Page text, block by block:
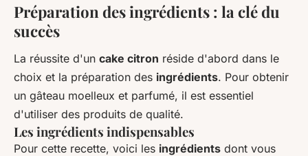
Préparation des ingrédients : la clé du
succès
La réussite d'un cake citron réside d'abord dans le
choix et la préparation des ingrédients. Pour obtenir
un gâteau moelleux et parfumé, il est essentiel
d'utiliser des produits de qualité.
Les ingrédients indispensables
Pour cette recette, voici les ingrédients dont vous